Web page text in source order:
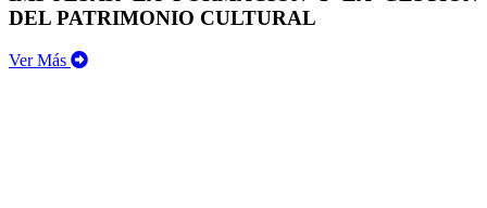
DEL PATRIMONIO CULTURAL
Ver Más